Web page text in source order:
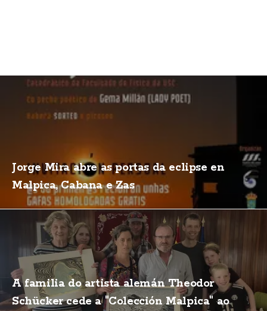
Jorge Mira abre as portas da eclipse en
Malpica, Cabana e Zas
A familia do artista alemán Theodor
Schücker cede a "Colección Malpica" ao